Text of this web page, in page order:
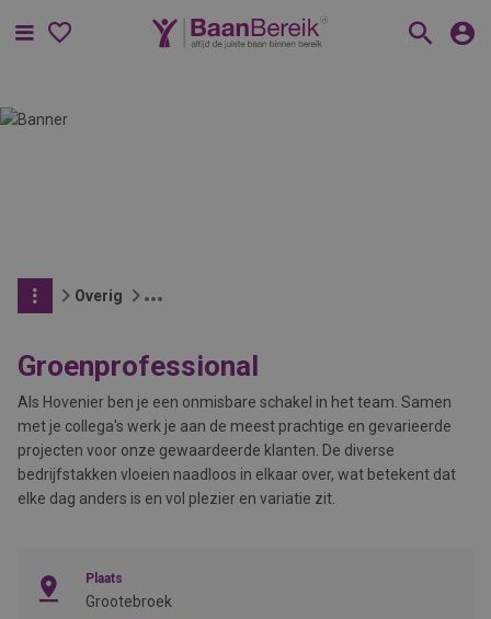
Menu
Overig
Groenprofessional
Als Hovenier ben je een onmisbare schakel in het team. Samen
met je collega's werk je aan de meest prachtige en gevarieerde
projecten voor onze gewaardeerde klanten. De diverse
bedrijfstakken vloeien naadloos in elkaar over, wat betekent dat
elke dag anders is en vol plezier en variatie zit.
Plaats
Grootebroek